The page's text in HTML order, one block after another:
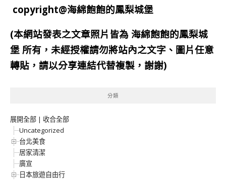
copyright@海綿飽飽的鳳梨城堡
(本網站發表之文章照片皆為 海綿飽飽的鳳梨城
堡 所有，未經授權請勿將站內之文字、圖片任意
轉貼，請以分享連結代替複製，謝謝)
分類
展開全部 | 收合全部
Uncategorized
台北美食
居家清潔
廣宣
日本旅遊自由行